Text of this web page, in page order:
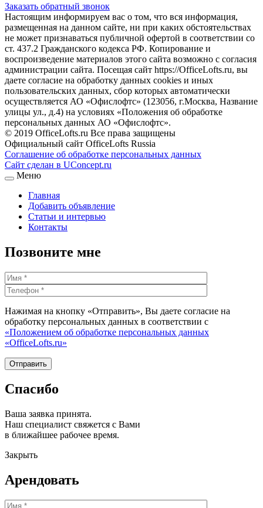
Заказать обратный звонок
Настоящим информируем вас о том, что вся информация,
размещенная на данном сайте, ни при каких обстоятельствах
не может признаваться публичной офертой в соответствии со
ст. 437.2 Гражданского кодекса РФ. Копирование и
воспроизведение материалов этого сайта возможно с согласия
администрации сайта. Посещая сайт https://OfficeLofts.ru, вы
даете согласие на обработку данных cookies и иных
пользовательских данных, сбор которых автоматически
осуществляется АО «Офислофтс» (123056, г.Москва, Название
улицы ул., д.4) на условиях «Положения об обработке
персональных данных АО «Офислофтс».
© 2019 OfficeLofts.ru Все права защищены
Официальный сайт OfficeLofts Russia
Соглашение об обработке персональных данных
Сайт сделан в UConcept.ru
Меню
Главная
Добавить объявление
Статьи и интервью
Контакты
Позвоните мне
Нажимая на кнопку «Отправить», Вы даете согласие на
обработку персональных данных в соответствии с
«Положением об обработке персональных данных
«OfficeLofts.ru»
Спасибо
Ваша заявка принята.
Наш специалист свяжется с Вами
в ближайшее рабочее время.
Закрыть
Арендовать